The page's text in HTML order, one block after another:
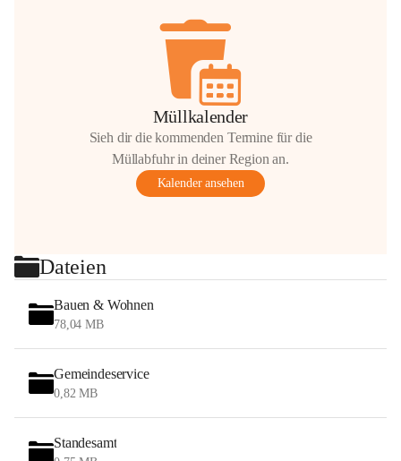
Müllkalender
Sieh dir die kommenden Termine für die
Müllabfuhr in deiner Region an.
Kalender ansehen
Dateien
Bauen & Wohnen
78,04 MB
Gemeindeservice
0,82 MB
Standesamt